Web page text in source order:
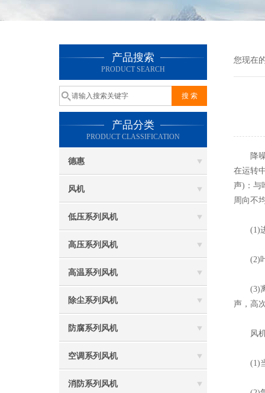
产品搜索
PRODUCT SEARCH
产品分类
PRODUCT CLASSIFICATION
德惠
风机
低压系列风机
高压系列风机
高温系列风机
除尘系列风机
防腐系列风机
空调系列风机
消防系列风机
您现在
降噪
在运转
声)：与
周向不
(1)进
(2)叶
(3)离
声，高
风机
(1)当